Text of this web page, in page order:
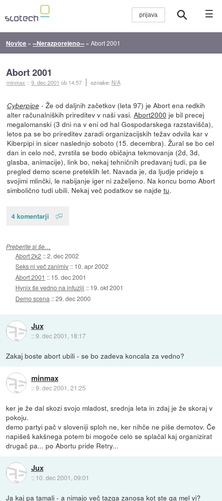
☰
Novice »--Nerazporejeno-- »Abort 2001
Abort 2001
minmax ::9. dec 2001 ob 14:57 oznake: N/A
Cyberpipe- Že od daljnih začetkov (leta 97) je Abort ena redkih
alter računalniških prireditev v naši vasi. Abort2000 je bil precej
megalomanski (3 dni na v eni od hal Gospodarskega razstavišča),
letos pa se bo prireditev zaradi organizacijskih težav odvila kar v
Kiberpipi in sicer naslednjo soboto (15. decembra). Žural se bo cel
dan in celo noč, zvrstila se bodo običajna tekmovanja (2d, 3d,
glasba, animacije), link bo, nekaj tehničnih predavanj tudi, pa še
pregled demo scene preteklih let. Navada je, da ljudje pridejo s
svojimi mlinčki, le nabijanje iger ni zaželjeno. Na koncu bomo Abort
simbolično tudi ubili. Nekaj več podatkov se najde tu.
4 komentarji
Preberite si še…
Abort 2k2 ::2. dec 2002
Seks ni več zanimiv :: 10. apr 2002
Abort 2001 :: 15. dec 2001
Hynix še vedno na infuziji :: 19. okt 2001
Demo scena ::29. dec 2000
Jux
::9. dec 2001, 18:17
Zakaj boste abort ubili - se bo zadeva koncala za vedno?
minmax
::9. dec 2001, 21:25
ker je že dal skozi svojo mladost, srednja leta in zdaj je že skoraj v
pokoju.
demo partyi pač v sloveniji sploh ne, ker nihče ne piše demotov. Če
napišeš kakšnega potem bi mogoče celo se splačal kaj organizirat
drugač pa... po Abortu pride Retry...
Jux
:: 10. dec 2001, 09:01
Ja kaj pa tamali - a nimajo več tazga zanosa kot ste ga mel vi?